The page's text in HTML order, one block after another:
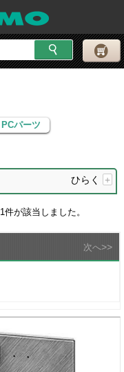
PCパーツ
ひらく +
1件が該当しました。
次へ>>